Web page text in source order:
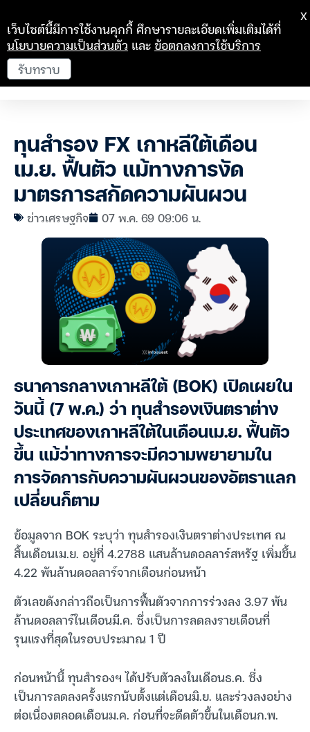
ทุนสำรอง FX เกาหลีใต้เดือน
เม.ย. ฟื้นตัว แม้ทางการงัด
มาตรการสกัดความผันผวน
ข่าวเศรษฐกิจ 07 พ.ค. 69 09:06 น.
ธนาคารกลางเกาหลีใต้ (BOK) เปิดเผยใน
วันนี้ (7 พ.ค.) ว่า ทุนสำรองเงินตราต่าง
ประเทศของเกาหลีใต้ในเดือนเม.ย. ฟื้นตัว
ขึ้น แม้ว่าทางการจะมีความพยายามใน
การจัดการกับความผันผวนของอัตราแลก
เปลี่ยนก็ตาม
ข้อมูลจาก BOK ระบุว่า ทุนสำรองเงินตราต่างประเทศ ณ
สิ้นเดือนเม.ย. อยู่ที่ 4.2788 แสนล้านดอลลาร์สหรัฐ เพิ่มขึ้น
4.22 พันล้านดอลลาร์จากเดือนก่อนหน้า
ตัวเลขดังกล่าวถือเป็นการฟื้นตัวจากการร่วงลง 3.97 พัน
ล้านดอลลาร์ในเดือนมี.ค. ซึ่งเป็นการลดลงรายเดือนที่
รุนแรงที่สุดในรอบประมาณ 1 ปี
ก่อนหน้านี้ ทุนสำรองฯ ได้ปรับตัวลงในเดือนธ.ค. ซึ่ง
เป็นการลดลงครั้งแรกนับตั้งแต่เดือนมิ.ย. และร่วงลงอย่าง
ต่อเนื่องตลอดเดือนม.ค. ก่อนที่จะดีดตัวขึ้นในเดือนก.พ.
เว็บไซต์นี้มีการใช้งานคุกกี้ ศึกษารายละเอียดเพิ่มเติมได้ที่
นโยบายความเป็นส่วนตัว และข้อตกลงการใช้บริการ
รับทราบ
X